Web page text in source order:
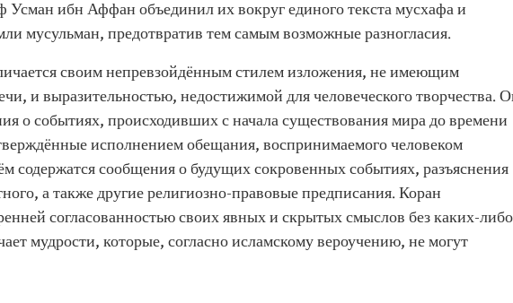
Усман ибн Аффан объединил их вокруг единого текста мусхафа и
мусульман, предотвратив тем самым возможные разногласия.
своим непревзойдённым стилем изложения, не имеющим
и выразительностью, недостижимой для человеческого творчества.
о событиях, происходивших с начала существования мира до времени
исполнением обещания, воспринимаемого человеком
содержатся сообщения о будущих сокровенных событиях, разъяснения
а также другие религиозно-правовые предписания. Коран
согласованностью своих явных и скрытых смыслов без каких-либо
мудрости, которые, согласно исламскому вероучению, не могут